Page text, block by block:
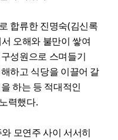
합류한 진명숙(김신록
오해와 불만이 쌓여
성원으로 스며들기
하고 식당을 이끌어 갈
하는 등 적대적인
력했다.
모연주 사이 서서히